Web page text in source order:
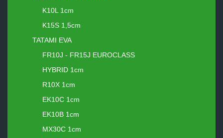
K10L 1cm
K15S 1,5cm
TATAMI EVA
FR10J - FR15J EUROCLASS
HYBRID 1cm
R10X 1cm
EK10C 1cm
EK10B 1cm
MX30C 1cm